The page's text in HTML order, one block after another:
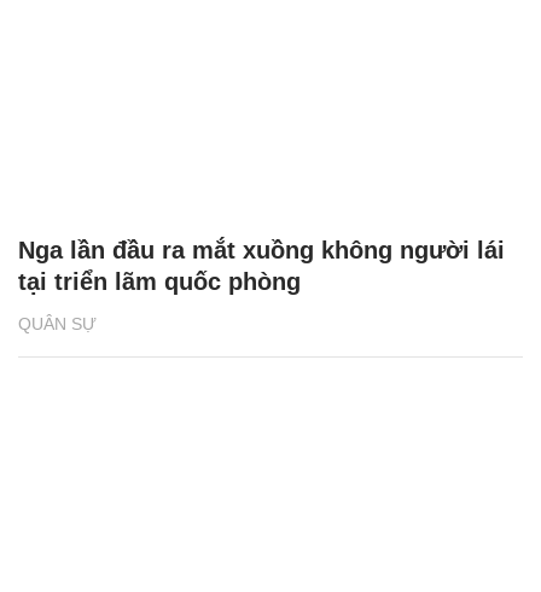
QUÂN SỰ
Nga lần đầu ra mắt xuồng không người lái
tại triển lãm quốc phòng